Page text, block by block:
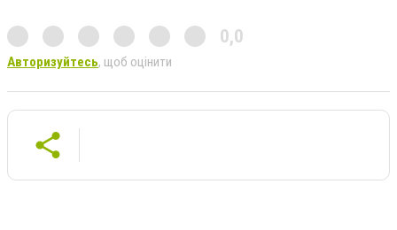
0,0
Авторизуйтесь, щоб оцінити